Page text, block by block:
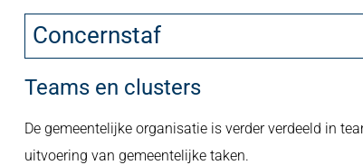
Concernstaf
Teams en clusters
De gemeentelijke organisatie is verder verdeeld in
uitvoering van gemeentelijke taken.